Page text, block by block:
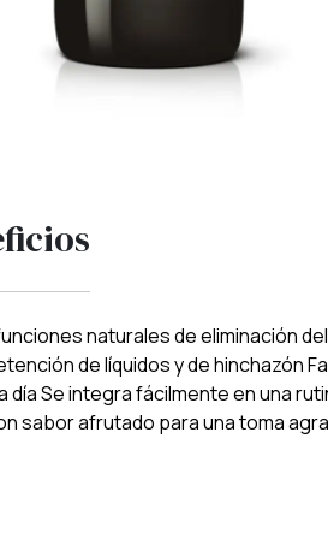
naturales de eliminación
de líquidos y de hinchazón
día Se integra fácilmente en una
sabor afrutado para una toma